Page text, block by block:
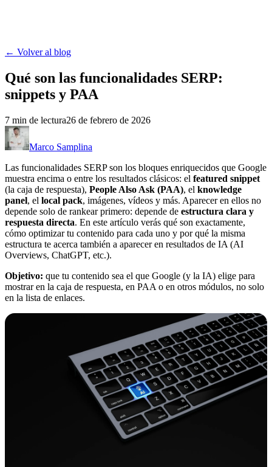
← Volver al blog
Qué son las funcionalidades SERP:
snippets y PAA
7 min de lectura26 de febrero de 2026
Marco Samplina
Las funcionalidades SERP son los bloques enriquecidos que Google
muestra encima o entre los resultados clásicos: el featured snippet
(la caja de respuesta), People Also Ask (PAA), el knowledge
panel, el local pack, imágenes, vídeos y más. Aparecer en ellos no
depende solo de rankear primero: depende de estructura clara y
respuesta directa. En este artículo verás qué son exactamente,
cómo optimizar tu contenido para cada uno y por qué la misma
estructura te acerca también a aparecer en resultados de IA (AI
Overviews, ChatGPT, etc.).
Objetivo: que tu contenido sea el que Google (y la IA) elige para
mostrar en la caja de respuesta, en PAA o en otros módulos, no solo
en la lista de enlaces.